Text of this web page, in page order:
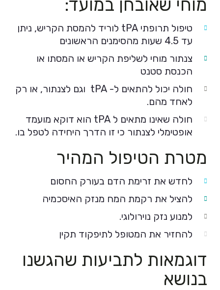
מוחי שאובחן במועד:
טיפול תרופתי tPA לוריד להמסת הקריש, ניתן
עד 4.5 שעות מהסימנים הראשונים
צנתור מוחי לשליפת הקריש או המסתו או
הכנסת סטנט
חולה יכול להתאים ל- tPA וגם לצנתור, או רק
לאחד מהם.
חולה שאינו מתאים ל tPA הוא דוקא מועמד
אופטימלי לצנתור כי זו הדרך היחידה לטפל בו.
מטרת הטיפול המהיר
לחדש את זרימת הדם בעורק החסום
להציל את רקמת המח מנזק האיסכמיה
למנוע נזק נוירולוגי.
להחזיר את המטופל לתיפקוד תקין
דוגמאות לתביעות שהגשנו
בנושא